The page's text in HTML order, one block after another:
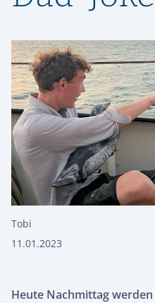
Tobi
11.01.2023
Heute Nachmittag